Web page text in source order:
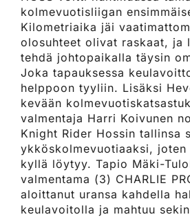
kolmevuotisliigan
Kilometriaika jäi
olosuhteet olivat raskaat, ja
tehdä johtopaikalla täysin
Joka tapauksessa
helppoon tyyliin. Lisäksi
kevään
valmentaja Harri Koivunen
Knight Rider Hossin tallinsa
ykköskolmevuotiaaksi, joten
kyllä löytyy. Tapio Mäki-
valmentama (3) CHARLIE
aloittanut uransa kahdella
keulavoitolla ja mahtuu